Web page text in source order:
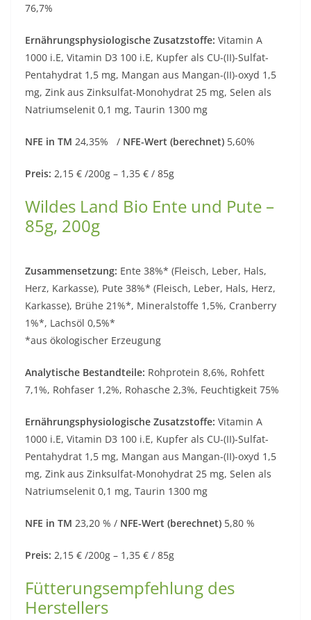
76,7%
Ernährungsphysiologische Zusatzstoffe: Vitamin A
1000 i.E, Vitamin D3 100 i.E, Kupfer als CU-(II)-Sulfat-
Pentahydrat 1,5 mg, Mangan aus Mangan-(II)-oxyd 1,5
mg, Zink aus Zinksulfat-Monohydrat 25 mg, Selen als
Natriumselenit 0,1 mg, Taurin 1300 mg
NFE in TM 24,35% / NFE-Wert (berechnet) 5,60%
Preis: 2,15 € /200g – 1,35 € / 85g
Wildes Land Bio Ente und Pute –
85g, 200g
Zusammensetzung: Ente 38%* (Fleisch, Leber, Hals,
Herz, Karkasse), Pute 38%* (Fleisch, Leber, Hals, Herz,
Karkasse), Brühe 21%*, Mineralstoffe 1,5%, Cranberry
1%*, Lachsöl 0,5%*
*aus ökologischer Erzeugung
Analytische Bestandteile: Rohprotein 8,6%, Rohfett
7,1%, Rohfaser 1,2%, Rohasche 2,3%, Feuchtigkeit 75%
Ernährungsphysiologische Zusatzstoffe: Vitamin A
1000 i.E, Vitamin D3 100 i.E, Kupfer als CU-(II)-Sulfat-
Pentahydrat 1,5 mg, Mangan aus Mangan-(II)-oxyd 1,5
mg, Zink aus Zinksulfat-Monohydrat 25 mg, Selen als
Natriumselenit 0,1 mg, Taurin 1300 mg
NFE in TM 23,20 % / NFE-Wert (berechnet) 5,80 %
Preis: 2,15 € /200g – 1,35 € / 85g
Fütterungsempfehlung des
Herstellers